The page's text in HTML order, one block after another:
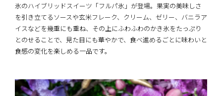
氷のハイブリッドスイーツ「フルパ氷」が登場。果実の美味しさ
を引き立てるソースや玄米フレーク、クリーム、ゼリー、バニラア
イスなどを幾重にも重ね、その上にふわふわのかき氷をたっぷり
とのせることで、見た目にも華やかで、食べ進めるごとに味わいと
食感の変化を楽しめる一品です。